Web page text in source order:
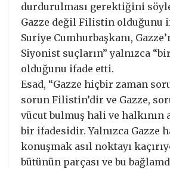
durdurulması gerektiğini
Gazze değil Filistin olduğunu
Suriye Cumhurbaşkanı,
Siyonist suçların” yalnızca
olduğunu ifade etti.
Esad, “Gazze hiçbir zaman
sorun Filistin’dir ve Gazze,
vücut bulmuş hali ve halkının
bir ifadesidir. Yalnızca Gazze
konuşmak asıl noktayı
bütünün parçası ve bu